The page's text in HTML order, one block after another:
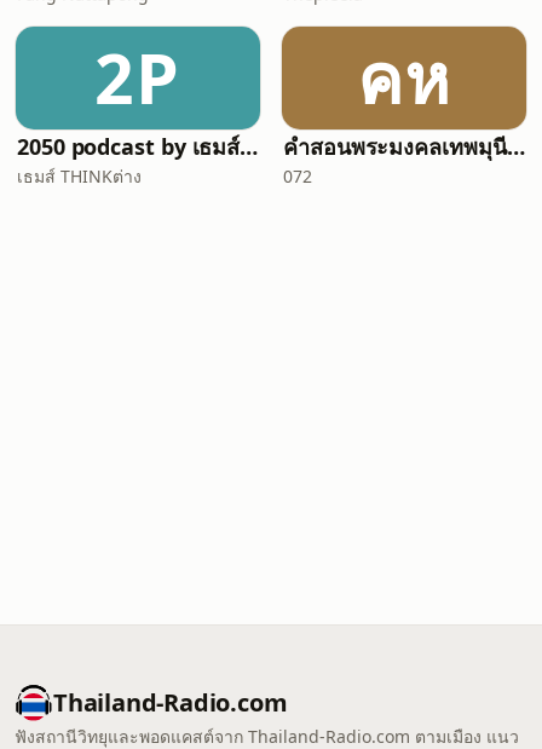
2P
2050 podcast by เธมส์ THINKต่าง
เธมส์ THINKต่าง
คห
คำสอนพระมงคลเทพมุนี หลวงพ่อวัดปากน้ำ
072
Thailand-Radio.com
ฟังสถานีวิทยุและพอดแคสต์จาก Thailand-Radio.com ตามเมือง แนว